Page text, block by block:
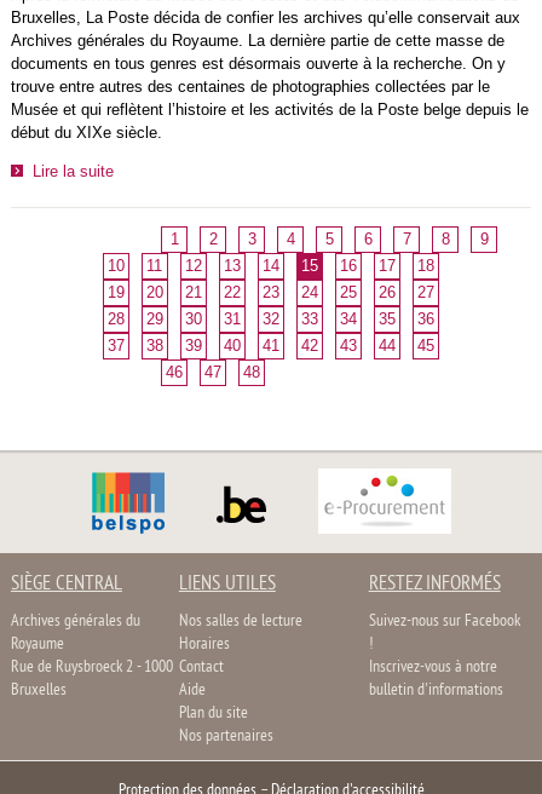
Bruxelles, La Poste décida de confier les archives qu’elle conservait aux
Archives générales du Royaume. La dernière partie de cette masse de
documents en tous genres est désormais ouverte à la recherche. On y
trouve entre autres des centaines de photographies collectées par le
Musée et qui reflètent l’histoire et les activités de la Poste belge depuis le
début du XIXe siècle.
Lire la suite
1 2 3 4 5 6 7 8
9
10
11 12 13 14 15 16 17
18
19
20 21 22 23 24 25 26
27
28
29 30 31 32 33 34 35
36
37
38 39 40 41 42 43 44
45
46
47 48
SIÈGE CENTRAL
Archives générales du
Royaume
Rue de Ruysbroeck 2 - 1000
Bruxelles
LIENS UTILES
Nos salles de lecture
Horaires
Contact
Aide
Plan du site
Nos partenaires
RESTEZ INFORMÉS
Suivez-nous sur Facebook
!
Inscrivez-vous à notre
bulletin d'informations